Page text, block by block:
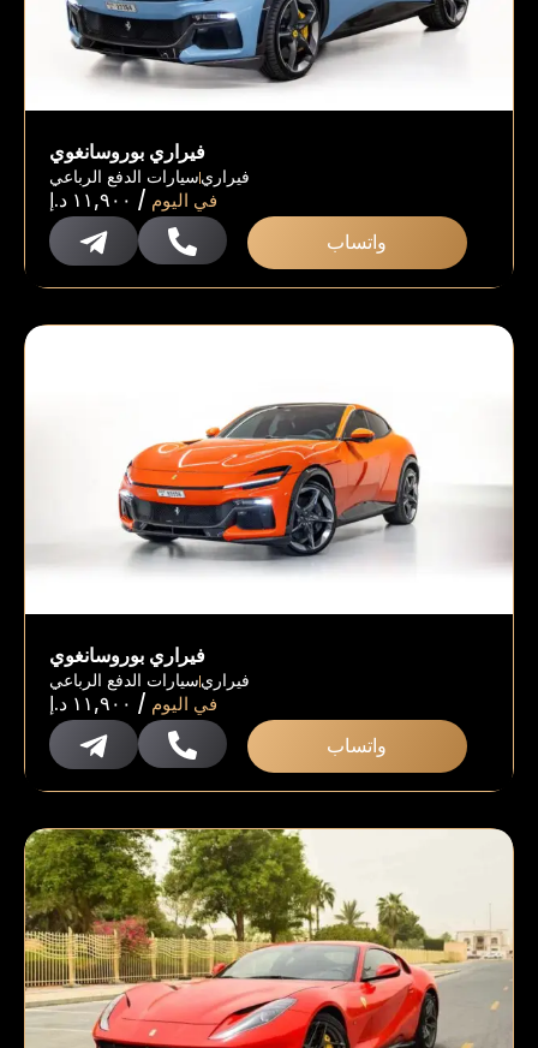
فيراري بوروسانغوي
سيارات الدفع الرباعيفيراري
١١,٩٠٠ د.إ / في اليوم
واتساب
فيراري بوروسانغوي
سيارات الدفع الرباعيفيراري
١١,٩٠٠ د.إ / في اليوم
واتساب